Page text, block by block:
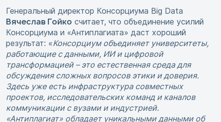
Генеральный директор Консорциума Big Data
Вячеслав Гойко считает, что объединение усилий
Консорциума и «Антиплагиата» даст хороший
результат: «Консорциум объединяет университеты,
работающие с данными, ИИ и цифровой
трансформацией – это естественная среда для
обсуждения сложных вопросов этики и доверия.
Здесь уже есть инфраструктура совместных
проектов, исследовательских команд и каналов
коммуникации с вузами и индустрией.
«Антиплагиат» обладает уникальными данными об